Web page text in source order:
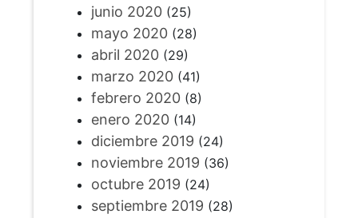
junio 2020(25)
mayo 2020(28)
abril 2020(29)
marzo 2020(41)
febrero 2020(8)
enero 2020(14)
diciembre 2019 (24)
noviembre 2019 (36)
octubre 2019 (24)
septiembre 2019 (28)